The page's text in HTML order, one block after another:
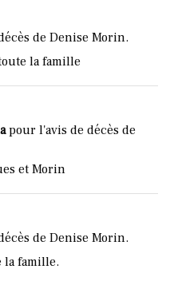
de Denise Morin.
la famille
pour l'avis de décès de
et Morin
de Denise Morin.
la famille.